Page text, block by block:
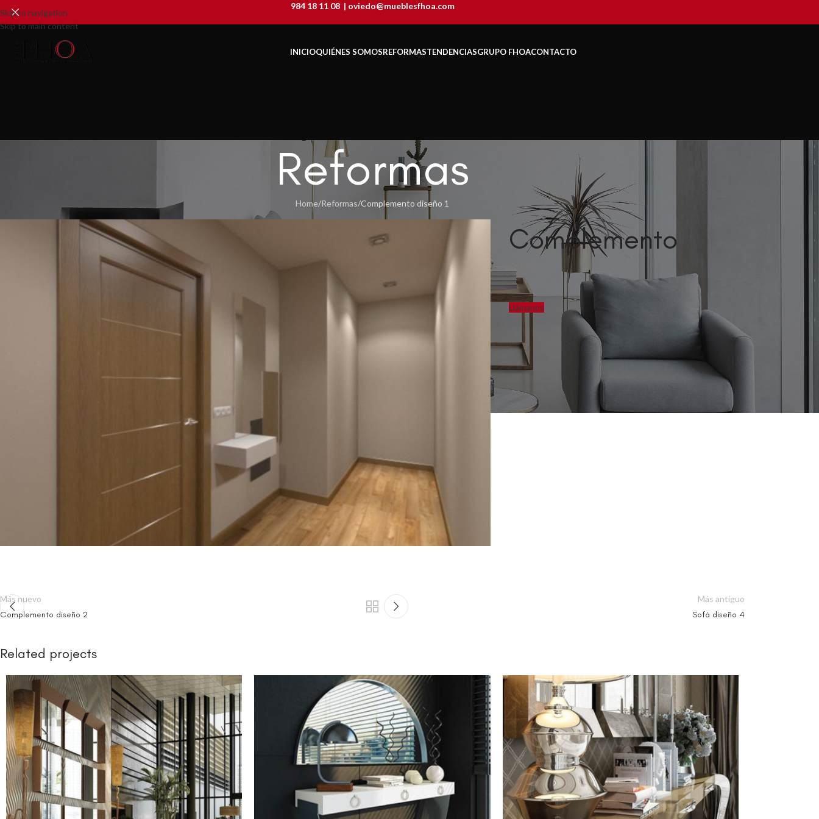
Skip to navigation
Skip to main content
984 18 11 08| oviedo@mueblesfhoa.com
INICIOQUIÉNES SOMOSREFORMASTENDENCIASGRUPO FHOACONTACTO
Reformas
Home Reformas Complemento diseño 1
Complemento
Llámanos
Más nuevo
Complemento diseño 2
Más antiguo
Sofá diseño 4
Related projects